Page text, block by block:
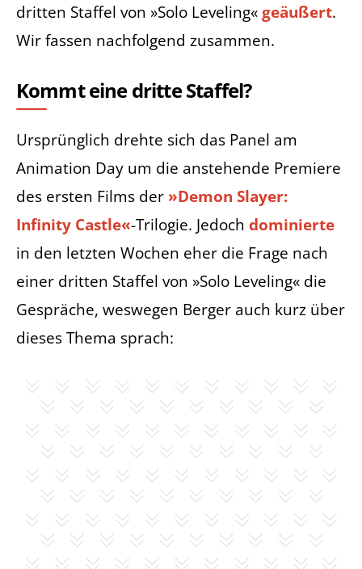
dritten Staffel von »Solo Leveling«geäußert.
Wir fassen nachfolgend zusammen.
Kommt eine dritte Staffel?
Ursprünglich drehte sich das Panel am
Animation Day um die anstehende Premiere
des ersten Films der »Demon Slayer:
Infinity Castle«-Trilogie. Jedoch dominierte
in den letzten Wochen eher die Frage nach
einer dritten Staffel von »Solo Leveling« die
Gespräche, weswegen Berger auch kurz über
dieses Thema sprach: